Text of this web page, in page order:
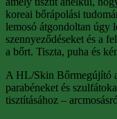
koreai bőrápolási
lemosó átgondoltan úgy
szennyeződéseket és a
a bőrt. Tiszta, puha és
A HL/Skin Bőrmegújító
parabéneket és
tisztításához –